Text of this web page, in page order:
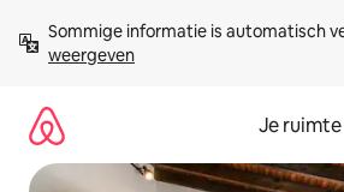
direct
naar
Sommige informatie is automatisch
weergeven
Je